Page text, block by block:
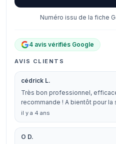
Numéro issu de la fiche
4 avis vérifiés Google
AVIS CLIENTS
cédrick L.
Très bon professionnel,
recommande ! A bientôt pour la
il y a 4 ans
O D.